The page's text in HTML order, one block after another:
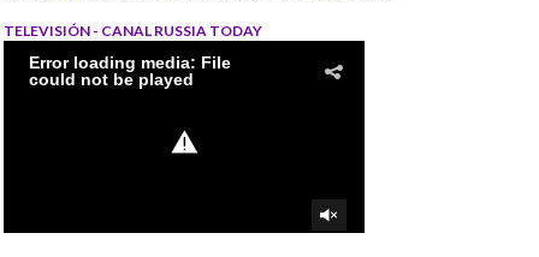
TELEVISIÓN - CANAL RUSSIA TODAY